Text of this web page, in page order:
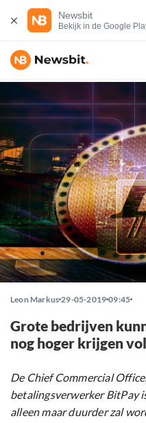
Newsbit
Bekijk in de Google
Leon Markus 29-05-2019 09:45
Grote bedrijven
nog hoger krijgen
De Chief Commercial
betalingsverwerker BitPay
alleen maar duurder zal